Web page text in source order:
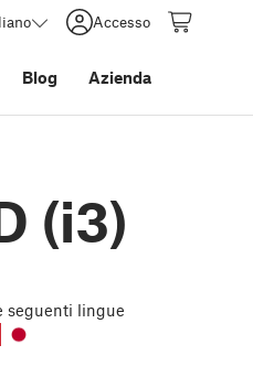
Accesso
Blog Azienda
(i3)
seguenti lingue